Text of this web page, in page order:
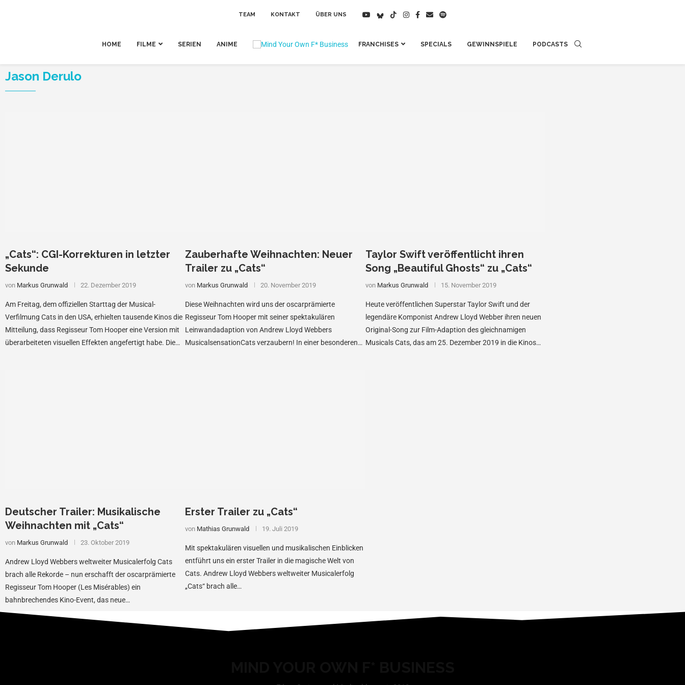
TEAM KONTAKT ÜBER UNS
HOME FILME SERIEN ANIME FRANCHISES SPECIALS GEWINNSPIELE PODCASTS
Jason Derulo
„Cats“: CGI-Korrekturen in letzter
Sekunde
von Markus Grunwald 22. Dezember 2019
Am Freitag, dem offiziellen Starttag der Musical-
Verfilmung Cats in den USA, erhielten tausende Kinos die
Mitteilung, dass Regisseur Tom Hooper eine Version mit
überarbeiteten visuellen Effekten angefertigt habe. Die
Zauberhafte Weihnachten: Neuer
Trailer zu „Cats“
von Markus Grunwald 20. November 2019
Diese Weihnachten wird uns der oscarprämierte
Regisseur Tom Hooper mit seiner spektakulären
Leinwandadaption von Andrew Lloyd Webbers
MusicalsensationCats verzaubern! In einer besonderen
Taylor Swift veröffentlicht ihren
Song „Beautiful Ghosts“ zu „Cats“
von Markus Grunwald 15. November 2019
Heute veröffentlichen Superstar Taylor Swift und der
legendäre Komponist Andrew Lloyd Webber ihren neuen
Original-Song zur Film-Adaption des gleichnamigen
Musicals Cats, das am 25. Dezember 2019 in die Kinos
Deutscher Trailer: Musikalische
Weihnachten mit „Cats“
von Markus Grunwald 23. Oktober 2019
Andrew Lloyd Webbers weltweiter Musicalerfolg Cats
brach alle Rekorde – nun erschafft der oscarprämierte
Regisseur Tom Hooper (Les Misérables) ein
bahnbrechendes Kino-Event, das neue
cinematografische Maßstäbe setzt. Zum
Erster Trailer zu „Cats“
von Mathias Grunwald 19. Juli 2019
Mit spektakulären visuellen und musikalischen Einblicken
entführt uns ein erster Trailer in die magische Welt von
Cats. Andrew Lloyd Webbers weltweiter Musicalerfolg
„Cats“ brach alle…